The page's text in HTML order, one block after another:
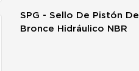
SPG - Sello De Pistón De
Bronce Hidráulico NBR